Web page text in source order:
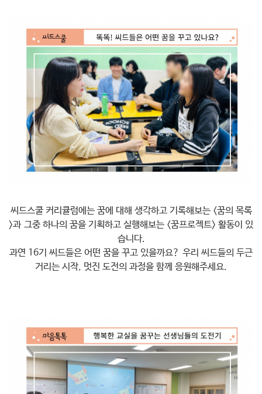
씨드스쿨 커리큘럼에는 꿈에 대해 생각하고 기록해보는 <꿈의 목록
>과 그중 하나의 꿈을 기획하고 실행해보는 <꿈프로젝트> 활동이 있
습니다.
과연 16기 씨드들은 어떤 꿈을 꾸고 있을까요? 우리 씨드들의 두근
거리는 시작, 멋진 도전의 과정을 함께 응원해주세요.